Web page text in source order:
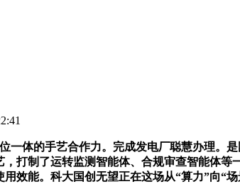
体的手艺合作力。完成发电厂聪慧办理。
打制了运转监测智能体、合规审查智能体
效能。科大国创无望正在这场从“算力”向“